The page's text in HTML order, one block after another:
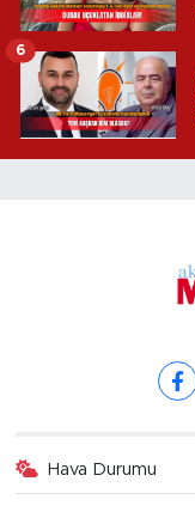
6
Hava Durumu